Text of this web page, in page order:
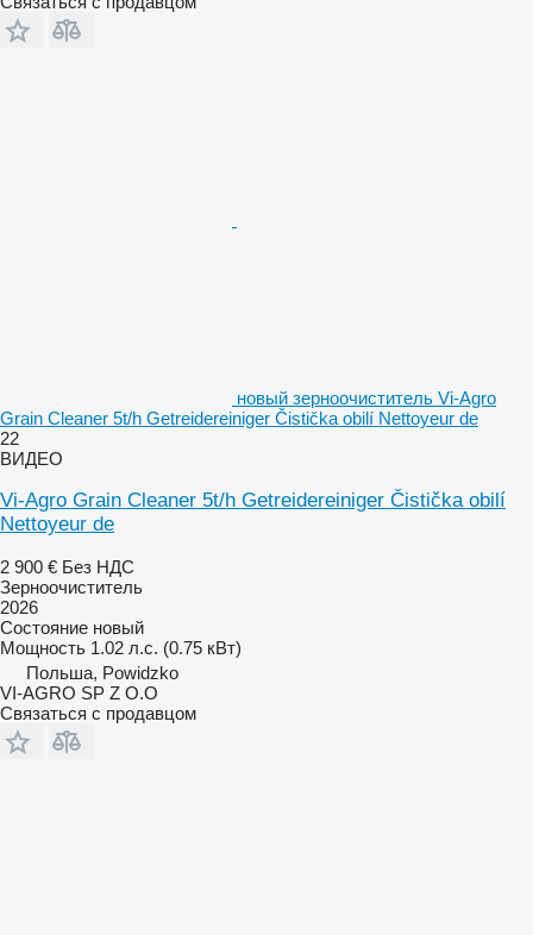
новый зерноочиститель Vi-Agro
Grain Cleaner 5t/h Getreidereiniger Čistička obilí Nettoyeur de
22
ВИДЕО
Vi-Agro Grain Cleaner 5t/h Getreidereiniger Čistička obilí
Nettoyeur de
2 900 € Без НДС
Зерноочиститель
2026
Состояние новый
Мощность 1.02 л.с. (0.75 кВт)
Польша, Powidzko
VI-AGRO SP Z O.O
Связаться с продавцом